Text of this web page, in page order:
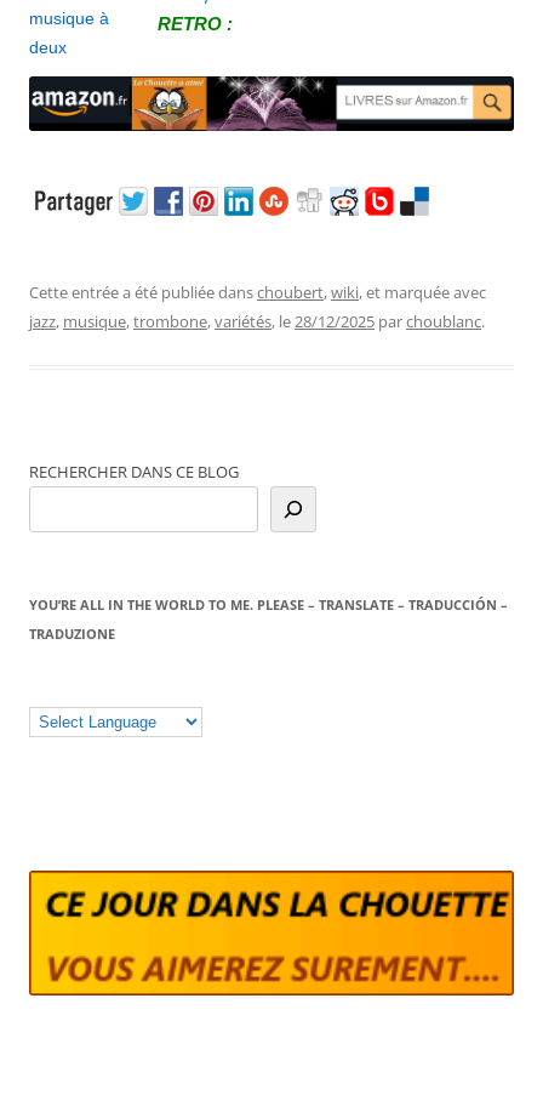
RETRO :
Cette entrée a été publiée danschoubert,wiki, et marquée avec
jazz, musique,trombone,variétés, le28/12/2025 parchoublanc.
RECHERCHER DANS CE BLOG
YOU’RE ALL IN THE WORLD TO ME. PLEASE – TRANSLATE – TRADUCCIÓN –
TRADUZIONE